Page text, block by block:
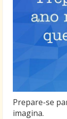
Prepare-se
imagina.